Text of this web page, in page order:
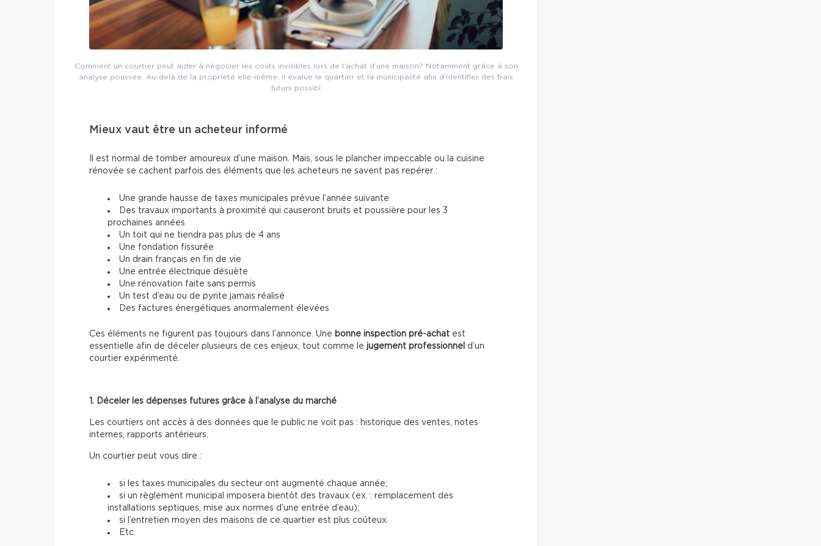
Comment un courtier peut aider à négocier les coûts invisibles lors de l’achat d’une maison? Notamment grâce à son
analyse poussée. Au-delà de la propriété elle-même, il évalue le quartier et la municipalité afin d’identifier des frais
futurs possibl
Mieux vaut être un acheteur informé
Il est normal de tomber amoureux d’une maison. Mais, sous le plancher impeccable ou la cuisine
rénovée se cachent parfois des éléments que les acheteurs ne savent pas repérer :
Une grande hausse de taxes municipales prévue l’année suivante
Des travaux importants à proximité qui causeront bruits et poussière pour les 3
prochaines années
Un toit qui ne tiendra pas plus de 4 ans
Une fondation fissurée
Un drain français en fin de vie
Une entrée électrique désuète
Une rénovation faite sans permis
Un test d’eau ou de pyrite jamais réalisé
Des factures énergétiques anormalement élevées
Ces éléments ne figurent pas toujours dans l’annonce. Une bonne inspection pré-achat est
essentielle afin de déceler plusieurs de ces enjeux, tout comme le jugement professionnel d’un
courtier expérimenté.
1. Déceler les dépenses futures grâce à l’analyse du marché
Les courtiers ont accès à des données que le public ne voit pas : historique des ventes, notes
internes, rapports antérieurs.
Un courtier peut vous dire :
si les taxes municipales du secteur ont augmenté chaque année;
si un règlement municipal imposera bientôt des travaux (ex. : remplacement des
installations septiques, mise aux normes d’une entrée d’eau);
si l’entretien moyen des maisons de ce quartier est plus coûteux.
Etc.